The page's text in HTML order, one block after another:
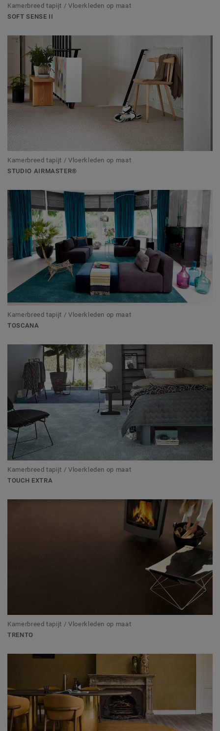
Kamerbreed tapijt / Vloerkleden op maat
SOFT SENSE II
Kamerbreed tapijt / Vloerkleden op maat
STUDIO AIRMASTER®
Kamerbreed tapijt / Vloerkleden op maat
TOSCANA
Kamerbreed tapijt / Vloerkleden op maat
TOUCH EXTRA
Kamerbreed tapijt / Vloerkleden op maat
TRENTO